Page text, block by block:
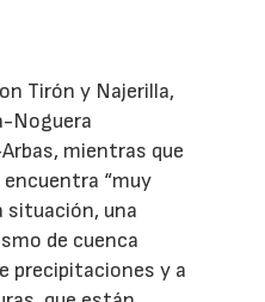
Tirón y Najerilla,
Noguera
mientras que
“muy
situación, una
de cuenca
precipitaciones y a